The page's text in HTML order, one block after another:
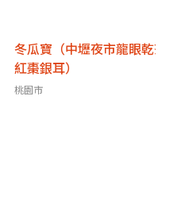
冬瓜寶（中壢夜市龍眼乾茶
紅棗銀耳）
桃園市